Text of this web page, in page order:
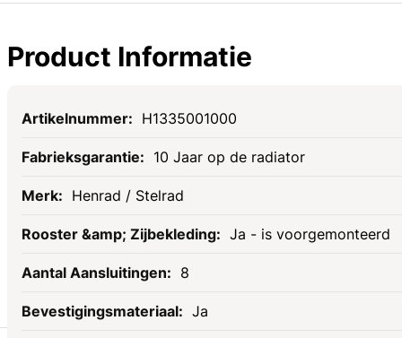
Product Informatie
Specificaties
H1335001000
10 Jaar op de radiator
Henrad / Stelrad
Ja - is voorgemonteerd
8
Ja